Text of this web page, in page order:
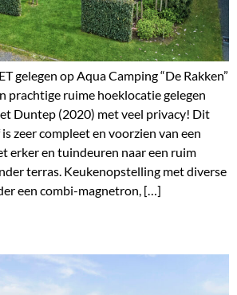
gelegen op Aqua Camping “De Rakken”
prachtige ruime hoeklocatie gelegen
Duntep (2020) met veel privacy! Dit
zeer compleet en voorzien van een
erker en tuindeuren naar een ruim
terras. Keukenopstelling met diverse
een combi-magnetron, […]